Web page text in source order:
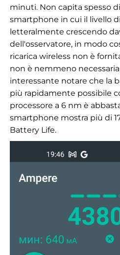
minuti. Non capita spesso
smartphone in cui il livello
letteralmente crescendo
dell'osservatore, in modo
ricarica wireless non è
non è nemmeno necessaria
interessante notare che la
più rapidamente possibile
processore a 6 nm è
smartphone mostra più di
Battery Life.